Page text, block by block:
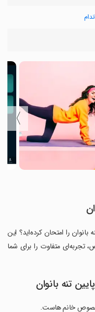
〉
را امتحان کرده‌اید؟ این
تجربه‌ای متفاوت را برای شما
تنه بانوان
خانم هاست.